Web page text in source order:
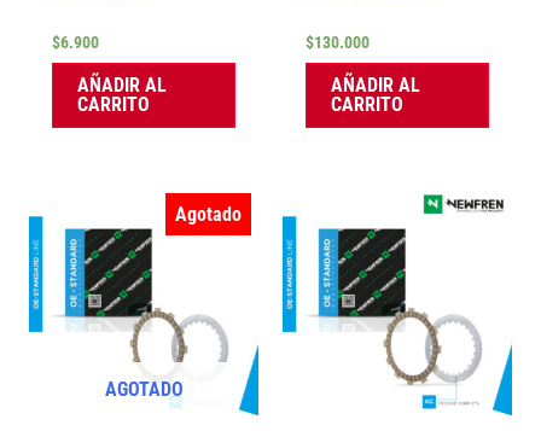
$6.900
AÑADIR AL
CARRITO
$130.000
AÑADIR AL
CARRITO
Agotado
AGOTADO